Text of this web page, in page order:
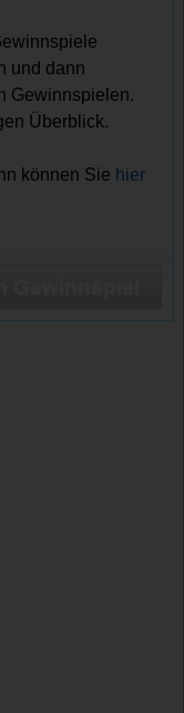
und dann
Gewinnspielen.
Überblick.
können Sie hier